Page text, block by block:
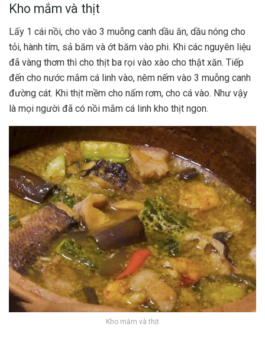
Kho mắm và thịt
Lấy 1 cái nồi, cho vào 3 muỗng canh dầu ăn, dầu nóng cho
tỏi, hành tím, sả băm và ớt băm vào phi. Khi các nguyên liệu
đã vàng thơm thì cho thịt ba rọi vào xào cho thật xăn. Tiếp
đến cho nước mắm cá linh vào, nêm nếm vào 3 muỗng canh
đường cát. Khi thịt mềm cho nấm rơm, cho cá vào. Như vậy
là mọi người đã có nồi mắm cá linh kho thịt ngon.
Kho mắm và thịt